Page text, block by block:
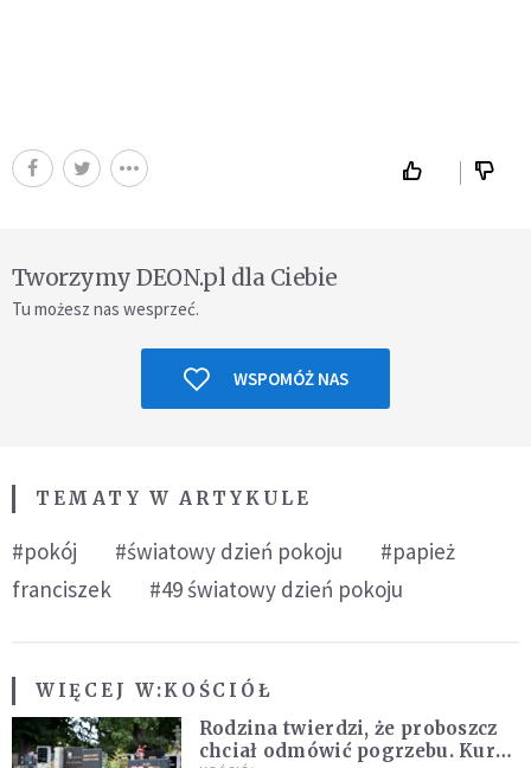
Tworzymy DEON.pl dla Ciebie
Tu możesz nas wesprzeć.
WSPOMÓŻ NAS
TEMATY W ARTYKULE
#pokój #światowy dzień pokoju
#papież
franciszek
#49 światowy dzień pokoju
WIĘCEJ W:KOŚCIÓŁ
Rodzina twierdzi, że proboszcz
chciał odmówić pogrzebu. Kuria